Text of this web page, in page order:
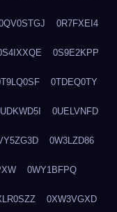
0R7FXEI4
0S9E2KPP
0TDEQ0TY
0UELVNFD
0W3LZD86
0WY1BFPQ
0XW3VGXD